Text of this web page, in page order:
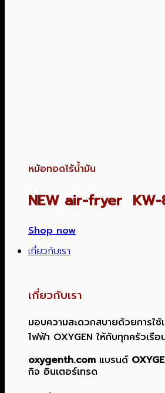
หม้อทอดไร้น้ำมัน
NEW air-fryer KW-
Shop now
เกี่ยวกับเรา
เกี่ยวกับเรา
มอบความสะดวกสบายด้วยการใช้
ไฟฟ้า OXYGEN ให้กับทุกครัวเรือ
oxygenth.com แบรนด์
กิจ อินเตอร์เทรด